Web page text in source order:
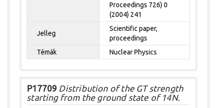
Proceedings 726) 0
(2004) 241
Jelleg
Scientific paper,
proceedings
Témák
Nuclear Physics
P17709 Distribution of the GT strength
starting from the ground state of 14N.